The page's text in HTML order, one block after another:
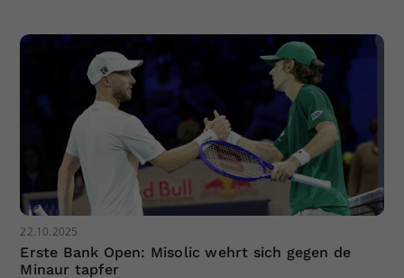
22.10.2025
Erste Bank Open: Misolic wehrt sich gegen de
Minaur tapfer
Einstellungen. Unter anderem eine
zufällig generierte ID, für die
historische Speicherung Ihrer
vorgenommen Einstellungen, falls der
Webseiten-Betreiber dies eingestellt
hat.